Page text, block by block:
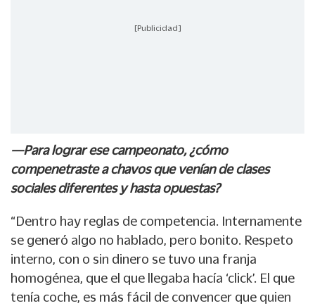
[Publicidad]
—Para lograr ese campeonato, ¿cómo
compenetraste a chavos que venían de clases
sociales diferentes y hasta opuestas?
“Dentro hay reglas de competencia. Internamente
se generó algo no hablado, pero bonito. Respeto
interno, con o sin dinero se tuvo una franja
homogénea, que el que llegaba hacía ‘click’. El que
tenía coche, es más fácil de convencer que quien